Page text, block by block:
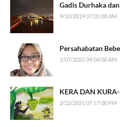
Gadis Durhaka
9/10/2019 07:05:00 AM
Persahabatan
1/07/2025 09:04:00 AM
KERA DAN
2/22/2021 07:57:00 PM